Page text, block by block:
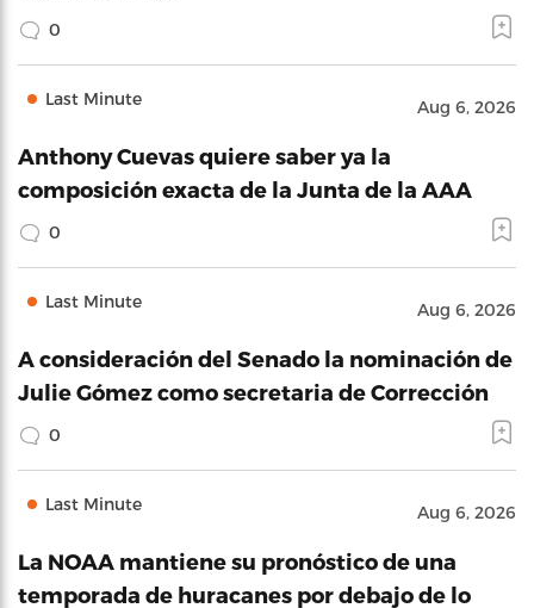
0
Last Minute Aug 6, 2026
Anthony Cuevas quiere saber ya la
composición exacta de la Junta de la AAA
0
Last Minute Aug 6, 2026
A consideración del Senado la nominación de
Julie Gómez como secretaria de Corrección
0
Last Minute Aug 6, 2026
La NOAA mantiene su pronóstico de una
temporada de huracanes por debajo de lo